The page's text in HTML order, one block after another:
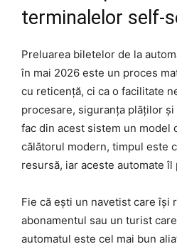
terminalelor self-
Preluarea biletelor de la
în mai 2026 este un proces
cu reticență, ci ca o facilitate
procesare, siguranța plăților
fac din acest sistem un model
călătorul modern, timpul este
resursă, iar aceste automate
Fie că ești un navetist care își
abonamentul sau un turist
automatul este cel mai bun